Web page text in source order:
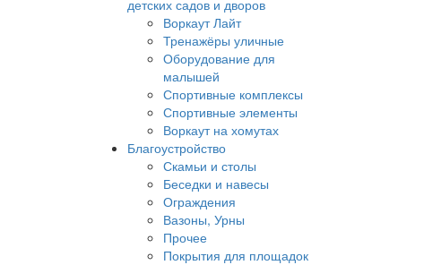
детских садов и дворов
Воркаут Лайт
Тренажёры уличные
Оборудование для
малышей
Спортивные комплексы
Спортивные элементы
Воркаут на хомутах
Благоустройство
Скамьи и столы
Беседки и навесы
Ограждения
Вазоны, Урны
Прочее
Покрытия для площадок